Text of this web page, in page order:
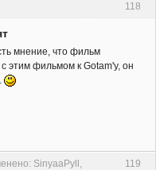
118
мнение, что фильм
этим фильмом к Gotam'у, он
119
SinyaaPyll,